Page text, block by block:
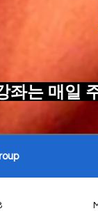
Professional Screen
좌는 매일